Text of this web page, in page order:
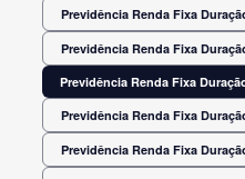
Previdência Renda Fixa
Previdência Renda Fixa
Previdência Renda Fixa
Previdência Renda Fixa
Previdência Renda Fixa